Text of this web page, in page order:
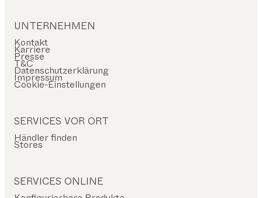
UNTERNEHMEN
Kontakt
Karriere
Presse
T&C
Datenschutzerklärung
Impressum
Cookie-Einstellungen
SERVICES VOR ORT
Händler finden
Stores
SERVICES ONLINE